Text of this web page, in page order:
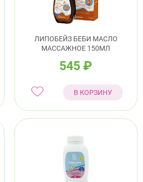
ЛИПОБЕЙЗ БЕБИ МАСЛО
МАССАЖНОЕ 150МЛ
545₽
В КОРЗИНУ